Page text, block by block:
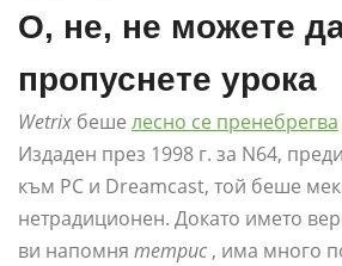
О, не, не можете
пропуснете урока
Wetrix беше лесно се пренебрегва
Издаден през 1998 г. за N64,
към PC и Dreamcast, той беше
нетрадиционен. Докато името
ви напомня тетрис , има много